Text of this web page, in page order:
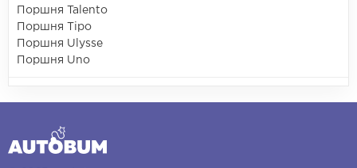
Поршня Talento
Поршня Tipo
Поршня Ulysse
Поршня Uno